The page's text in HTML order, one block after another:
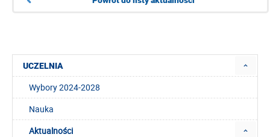
UCZELNIA
Wybory 2024-2028
Nauka
Aktualności